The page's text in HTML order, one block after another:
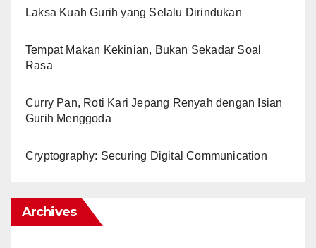
Laksa Kuah Gurih yang Selalu Dirindukan
Tempat Makan Kekinian, Bukan Sekadar Soal
Rasa
Curry Pan, Roti Kari Jepang Renyah dengan Isian
Gurih Menggoda
Cryptography: Securing Digital Communication
Archives